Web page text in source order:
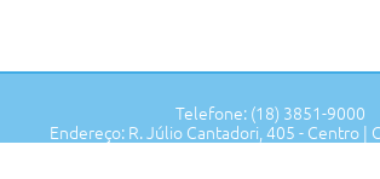
Telefone: (18) 3851-9000
Endereço: R. Júlio Cantadori, 405 - Centro |